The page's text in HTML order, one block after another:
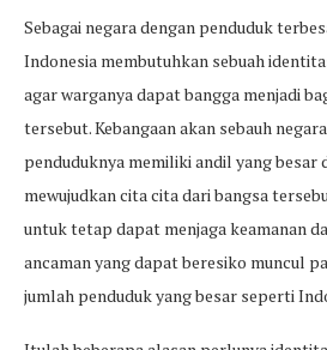
Sebagai negara dengan penduduk
Indonesia membutuhkan sebuah
agar warganya dapat bangga menjadi
tersebut. Kebangaan akan sebauh
penduduknya memiliki andil yang besar
mewujudkan cita cita dari bangsa
untuk tetap dapat menjaga keamanan
ancaman yang dapat beresiko muncul
jumlah penduduk yang besar seperti